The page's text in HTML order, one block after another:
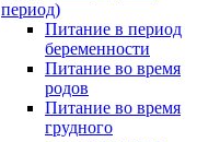
период)
Питание в период
беременности
Питание во время
родов
Питание во время
грудного